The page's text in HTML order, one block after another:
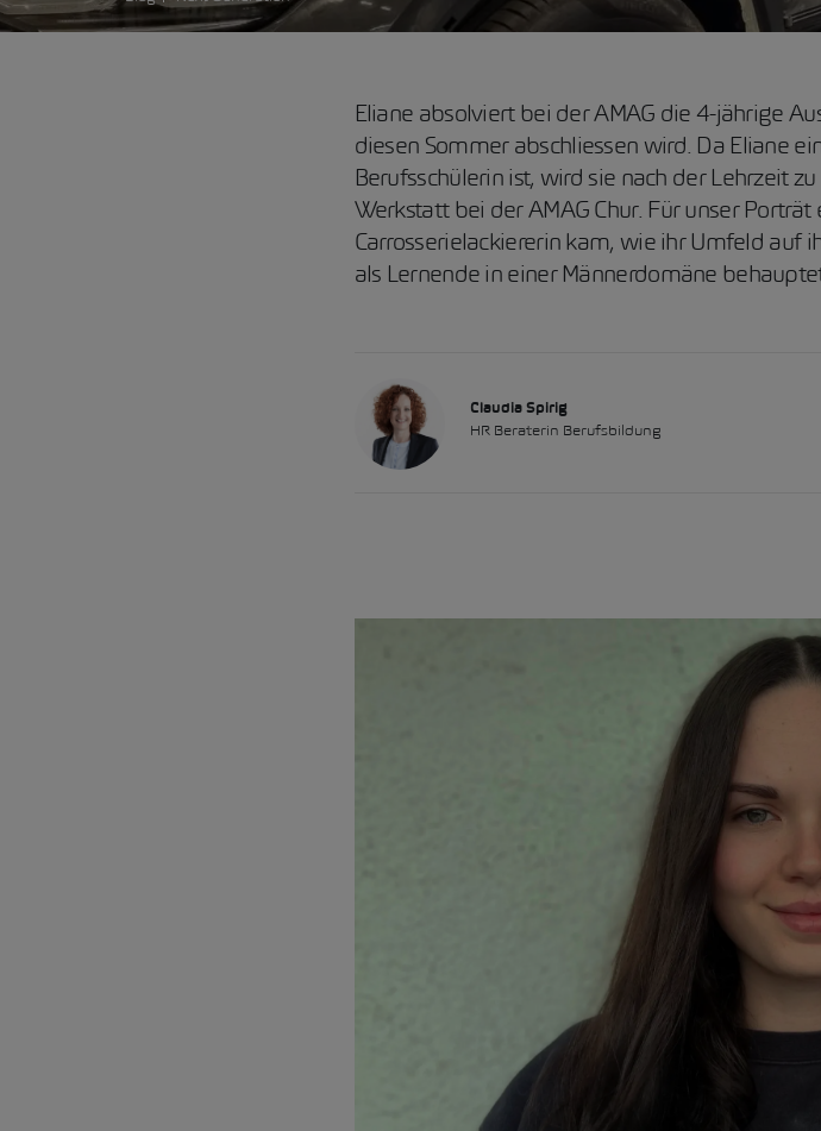
Eliane absolviert bei der AMAG die 4-jährige
diesen Sommer abschliessen wird. Da Eliane
Berufsschülerin ist, wird sie nach der Lehrzeit
Werkstatt bei der AMAG Chur. Für unser
Carrosserielackiererin kam, wie ihr Umfeld auf
als Lernende in einer Männerdomäne
Claudia Spirig
HR Beraterin Berufsbildung